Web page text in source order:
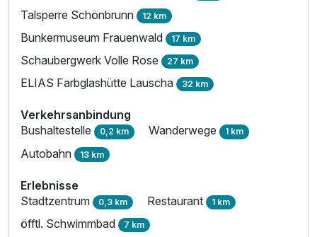
Einzelzimmer Komfort
1 Erwachsenen
Talsperre Schönbrunn 12 km
Bunkermuseum Frauenwald 17 km
Schaubergwerk Volle Rose 27 km
ELIAS Farbglashütte Lauscha 32 km
Verkehrsanbindung
Bushaltestelle 0,2 km Wanderwege 1 km
Autobahn 13 km
Erlebnisse
Stadtzentrum 0,3 km Restaurant 1 km
öfftl. Schwimmbad 7 km